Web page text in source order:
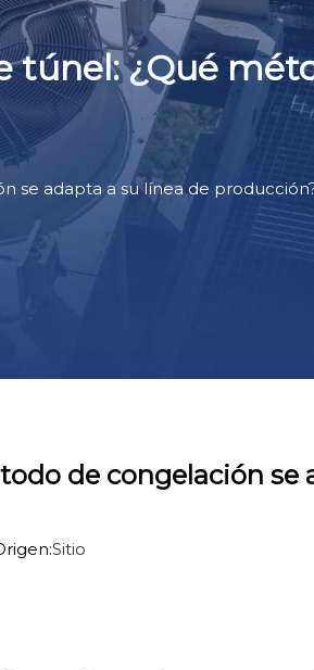
túnel: ¿Qué
se adapta a su línea de
de congelación se
Sitio